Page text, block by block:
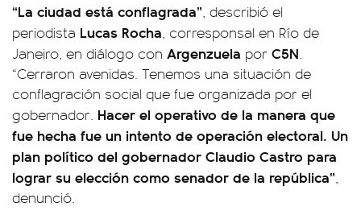
“La ciudad está conflagrada”, describió el
periodista Lucas Rocha, corresponsal en Río de
Janeiro, en diálogo con Argenzuela por C5N.
“Cerraron avenidas. Tenemos una situación de
conflagración social que fue organizada por el
gobernador. Hacer el operativo de la manera que
fue hecha fue un intento de operación electoral. Un
plan político del gobernador Claudio Castro para
lograr su elección como senador de la república”,
denunció.